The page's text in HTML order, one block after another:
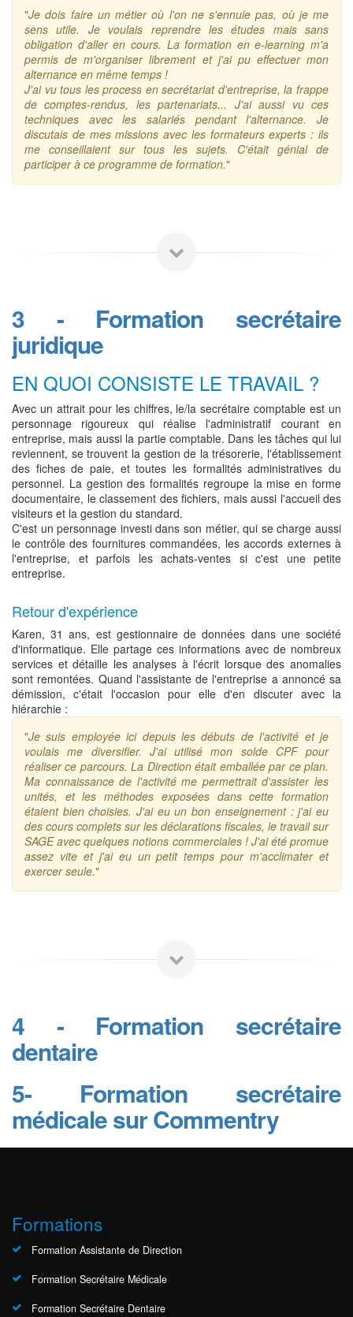
"Je dois faire un métier où l'on ne s'ennuie pas, où je me
sens utile. Je voulais reprendre les études mais sans
obligation d'aller en cours. La formation en e-learning m'a
permis de m'organiser librement et j'ai pu effectuer mon
alternance en même temps !
J'ai vu tous les process en secrétariat d'entreprise, la frappe
de comptes-rendus, les partenariats... J'ai aussi vu ces
techniques avec les salariés pendant l'alternance. Je
discutais de mes missions avec les formateurs experts : ils
me conseillaient sur tous les sujets. C'était génial de
participer à ce programme de formation."
3 - Formation secrétaire
juridique
EN QUOI CONSISTE LE TRAVAIL ?
Avec un attrait pour les chiffres, le/la secrétaire comptable est un
personnage rigoureux qui réalise l'administratif courant en
entreprise, mais aussi la partie comptable. Dans les tâches qui lui
reviennent, se trouvent la gestion de la trésorerie, l'établissement
des fiches de paie, et toutes les formalités administratives du
personnel. La gestion des formalités regroupe la mise en forme
documentaire, le classement des fichiers, mais aussi l'accueil des
visiteurs et la gestion du standard.
C'est un personnage investi dans son métier, qui se charge aussi
le contrôle des fournitures commandées, les accords externes à
l'entreprise, et parfois les achats-ventes si c'est une petite
entreprise.
Retour d'expérience
Karen, 31 ans, est gestionnaire de données dans une société
d'informatique. Elle partage ces informations avec de nombreux
services et détaille les analyses à l'écrit lorsque des anomalies
sont remontées. Quand l'assistante de l'entreprise a annoncé sa
démission, c'était l'occasion pour elle d'en discuter avec la
hiérarchie :
"Je suis employée ici depuis les débuts de l'activité et je
voulais me diversifier. J'ai utilisé mon solde CPF pour
réaliser ce parcours. La Direction était emballée par ce plan.
Ma connaissance de l'activité me permettrait d'assister les
unités, et les méthodes exposées dans cette formation
étaient bien choisies. J'ai eu un bon enseignement : j'ai eu
des cours complets sur les déclarations fiscales, le travail sur
SAGE avec quelques notions commerciales ! J'ai été promue
assez vite et j'ai eu un petit temps pour m'acclimater et
exercer seule."
4 - Formation secrétaire
dentaire
5- Formation secrétaire
médicale sur Commentry
Formations
Formation Assistante de Direction
Formation Secrétaire Médicale
Formation Secrétaire Dentaire